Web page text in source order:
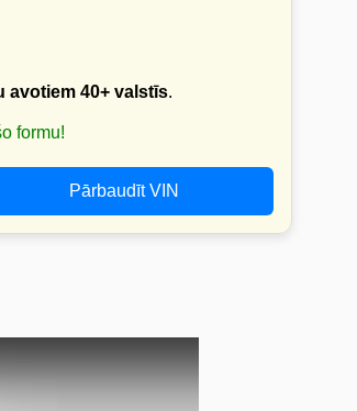
avotiem 40+ valstīs.
formu!
Pārbaudīt VIN